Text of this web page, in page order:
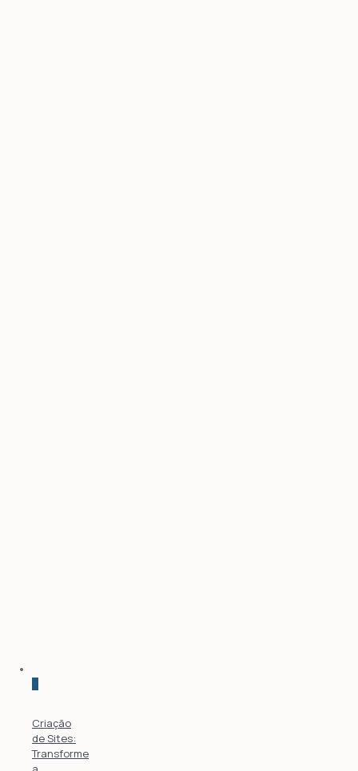
0
Criação
de Sites:
Transforme